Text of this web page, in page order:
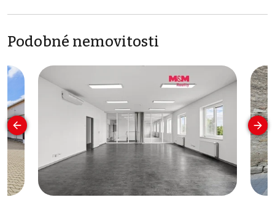
Podobné nemovitosti